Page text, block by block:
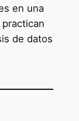
en una
de datos